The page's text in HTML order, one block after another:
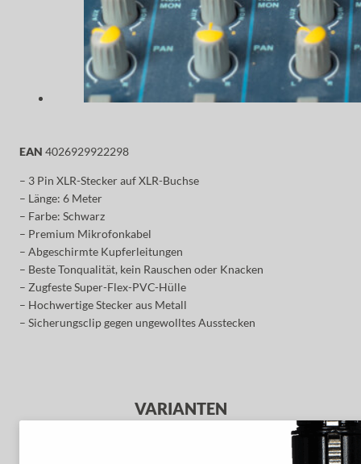
EAN 4026929922298
– 3 Pin XLR-Stecker auf XLR-Buchse
– Länge: 6 Meter
– Farbe: Schwarz
– Premium Mikrofonkabel
– Abgeschirmte Kupferleitungen
– Beste Tonqualität, kein Rauschen oder Knacken
– Zugfeste Super-Flex-PVC-Hülle
– Hochwertige Stecker aus Metall
– Sicherungsclip gegen ungewolltes Ausstecken
VARIANTEN